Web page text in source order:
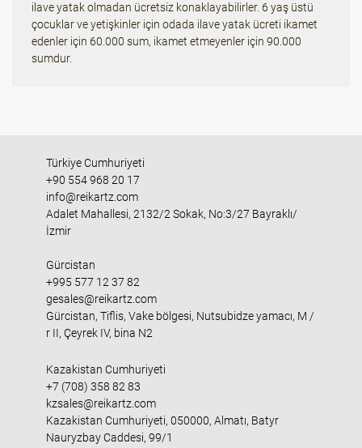
ilave yatak olmadan ücretsiz konaklayabilirler. 6 yaş üstü
çocuklar ve yetişkinler için odada ilave yatak ücreti ikamet
edenler için 60.000 sum, ikamet etmeyenler için 90.000
sumdur.
Türkiye Cumhuriyeti
+90 554 968 20 17
info@reikartz.com
Adalet Mahallesi, 2132/2 Sokak, No:3/27 Bayraklı/
İzmir
Gürcistan
+995 577 12 37 82
gesales@reikartz.com
Gürcistan, Tiflis, Vake bölgesi, Nutsubidze yamacı, M /
r II, Çeyrek IV, bina N2
Kazakistan Cumhuriyeti
+7 (708) 358 82 83
kzsales@reikartz.com
Kazakistan Cumhuriyeti, 050000, Almatı, Batyr
Nauryzbay Caddesi, 99/1